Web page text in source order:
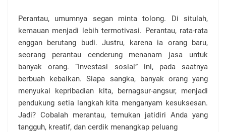
Perantau, umumnya segan minta tolong. Di situlah,
kemauan menjadi lebih termotivasi. Perantau, rata-rata
enggan berutang budi. Justru, karena ia orang baru,
seorang perantau cenderung menanam jasa untuk
banyak orang. “Investasi sosial” ini, pada saatnya
berbuah kebaikan. Siapa sangka, banyak orang yang
menyukai kepribadian kita, bernagsur-angsur, menjadi
pendukung setia langkah kita menganyam kesuksesan.
Jadi? Cobalah merantau, temukan jatidiri Anda yang
tangguh, kreatif, dan cerdik menangkap peluang